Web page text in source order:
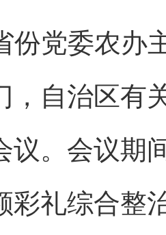
党委农办主
，自治区有
议。会议期
彩礼综合整